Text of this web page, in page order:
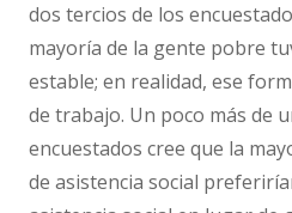
dos tercios de los
mayoría de la gente pobre
estable; en realidad, ese
de trabajo. Un poco más de
encuestados cree que la
de asistencia social